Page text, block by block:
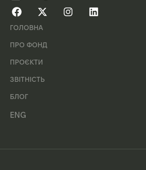
ГОЛОВНА
ПРО ФОНД
ПРОЄКТИ
ЗВІТНІСТЬ
БЛОГ
ENG